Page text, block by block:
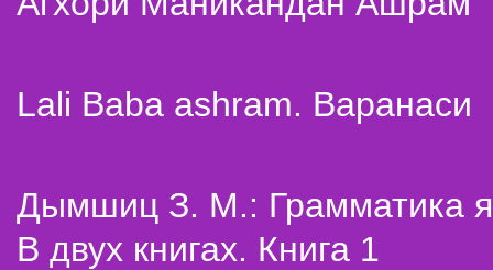
Lali Baba ashram. Варанаси
Дымшиц З. М.: Грамматика
В двух книгах. Книга 1